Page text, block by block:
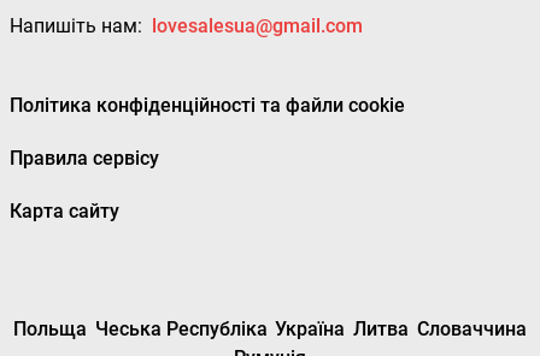
Напишіть нам: lovesalesua@gmail.com
Політика конфіденційності та файли cookie
Правила сервісу
Карта сайту
Польща Чеська Республіка Україна Литва Словаччина